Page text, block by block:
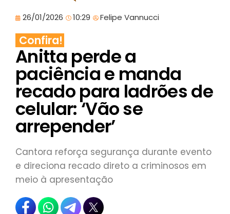
26/01/2026 10:29 Felipe Vannucci
Confira!
Anitta perde a
paciência e manda
recado para ladrões de
celular: ‘Vão se
arrepender’
Cantora reforça segurança durante evento
e direciona recado direto a criminosos em
meio à apresentação